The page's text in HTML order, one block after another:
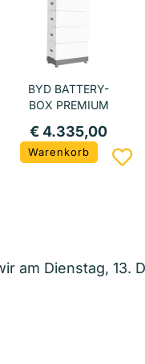
BYD BATTERY-
BOX PREMIUM
€ 4.335,00
Warenkorb
am Dienstag, 13.